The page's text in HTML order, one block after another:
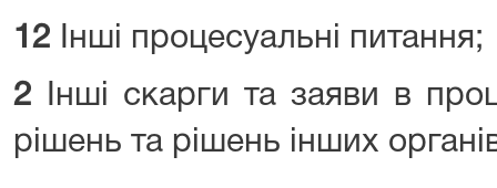
12
Інші процесуальні питання;
2 Інші скарги та заяви в
рішень та рішень інших